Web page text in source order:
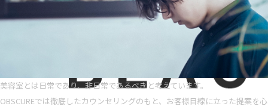
美容室とは日常であり、非日常であるべきと考えています。
OBSCUREでは徹底したカウンセリングのもと、お客様目線に立った提案を心